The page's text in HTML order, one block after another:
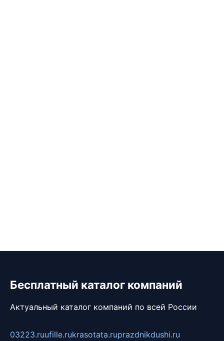
Бесплатный каталог компаний
Актуальный каталог компаний по всей России
03223.ruufille.rukrasotata.ruprazdnikdushi.ru